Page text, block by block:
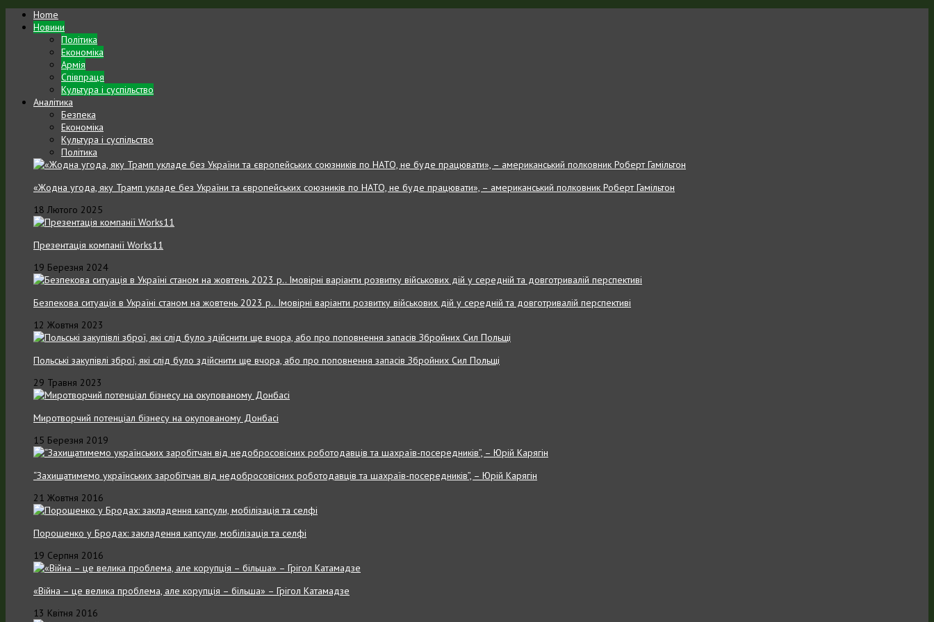
Home
Новини
Політика
Економіка
Армія
Співпраця
Культура і суспільство
Аналітика
Безпека
Економіка
Культура і суспільство
Політика
«Жодна угода, яку Трамп укладе без України та європейських союзників по НАТО, не буде працювати», – американський полковник Роберт Гамільтон
18 Лютого 2025
Презентація компанії Works11
19 Березня 2024
Безпекова ситуація в Україні станом на жовтень 2023 р.. Імовірні варіанти розвитку військових дій у середній та довготривалій перспективі
12 Жовтня 2023
Польські закупівлі зброї, які слід було здійснити ще вчора, або про поповнення запасів Збройних Cил Польщі
29 Травня 2023
Миротворчий потенціал бізнесу на окупованому Донбасі
15 Березня 2019
“Захищатимемо українських заробітчан від недобросовісних роботодавців та шахраїв-посередників”, – Юрій Карягін
21 Жовтня 2016
Порошенко у Бродах: закладення капсули, мобілізація та селфі
19 Серпня 2016
«Війна – це велика проблема, але корупція – більша» – Грігол Катамадзе
13 Квітня 2016